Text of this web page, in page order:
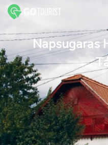
Napsugaras